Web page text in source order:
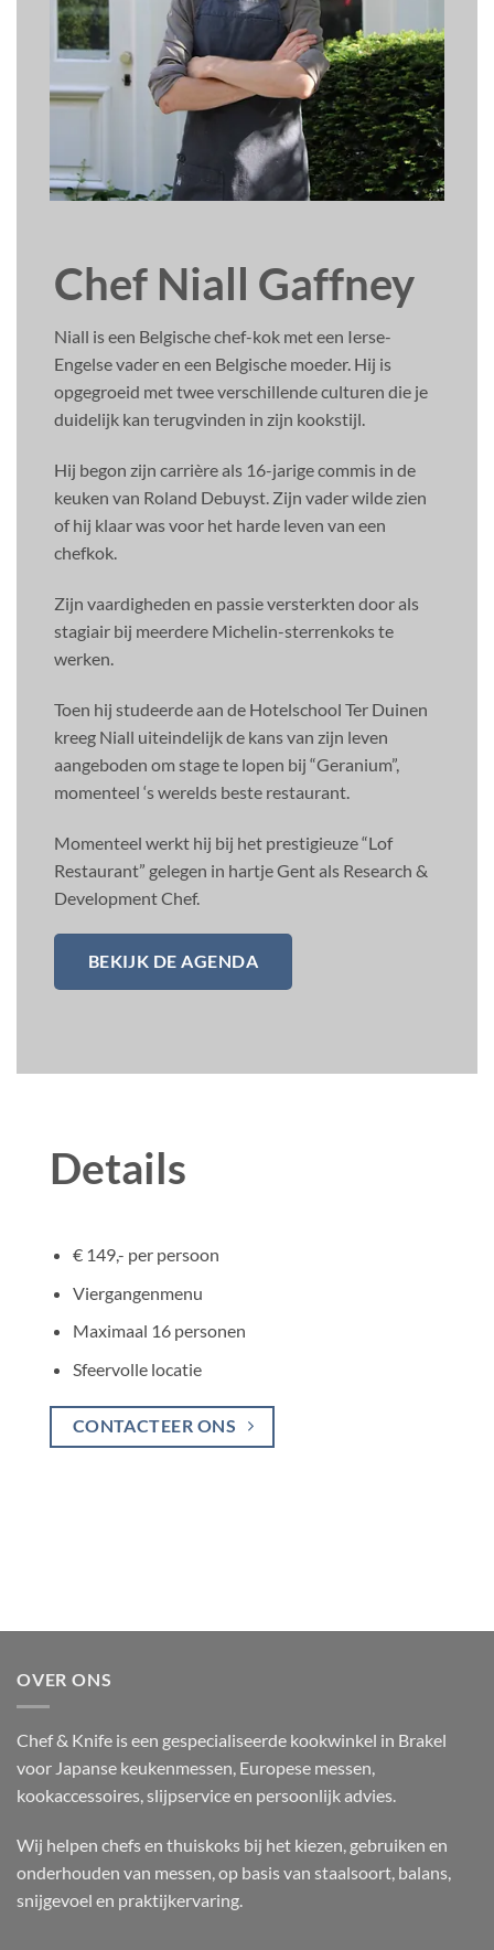
Chef Niall Gaffney
Niall is een Belgische chef-kok met een Ierse-
Engelse vader en een Belgische moeder. Hij is
opgegroeid met twee verschillende culturen die je
duidelijk kan terugvinden in zijn kookstijl.
Hij begon zijn carrière als 16-jarige commis in de
keuken van Roland Debuyst. Zijn vader wilde zien
of hij klaar was voor het harde leven van een
chefkok.
Zijn vaardigheden en passie versterkten door als
stagiair bij meerdere Michelin-sterrenkoks te
werken.
Toen hij studeerde aan de Hotelschool Ter Duinen
kreeg Niall uiteindelijk de kans van zijn leven
aangeboden om stage te lopen bij “Geranium”,
momenteel ‘s werelds beste restaurant.
Momenteel werkt hij bij het prestigieuze “Lof
Restaurant” gelegen in hartje Gent als Research &
Development Chef.
BEKIJK DE AGENDA
Details
€ 149,- per persoon
Viergangenmenu
Maximaal 16 personen
Sfeervolle locatie
CONTACTEER ONS
OVER ONS
Chef & Knife is een gespecialiseerde kookwinkel in Brakel
voor Japanse keukenmessen, Europese messen,
kookaccessoires, slijpservice en persoonlijk advies.
Wij helpen chefs en thuiskoks bij het kiezen, gebruiken en
onderhouden van messen, op basis van staalsoort, balans,
snijgevoel en praktijkervaring.